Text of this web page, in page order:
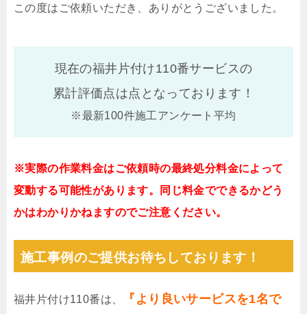
この度はご依頼いただき、ありがとうございました。
現在の福井片付け110番サービスの
累計評価点は点となっております！
※最新100件施工アンケート平均
※実際の作業料金はご依頼時の最終処分料金によって
変動する可能性があります。同じ料金でできるかどう
かはわかりかねますのでご注意ください。
施工事例のご提供お待ちしております！
福井片付け110番は、
『より良いサービスを1名で